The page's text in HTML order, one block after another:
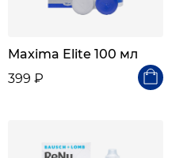
Maxima Elite 100 мл
399 ₽